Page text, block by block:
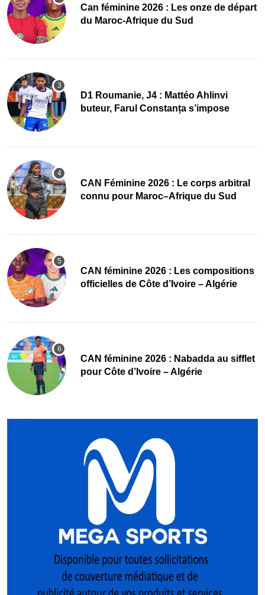
‎Can féminine 2026 : Les onze de départ
du Maroc-Afrique du Sud
D1 Roumanie, J4 : Mattéo Ahlinvi
buteur, Farul Constanța s’impose
‎CAN Féminine 2026 : Le corps arbitral
connu pour Maroc–Afrique du Sud
‎CAN féminine 2026 : Les compositions
officielles de Côte d’Ivoire – Algérie
‎CAN féminine 2026 : Nabadda au sifflet
pour Côte d’Ivoire – Algérie